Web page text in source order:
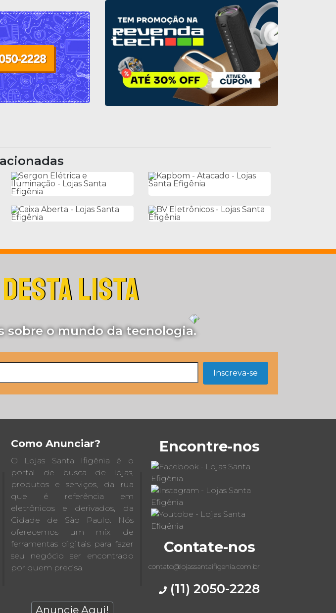
LISTA
sobre o mundo da tecnologia.
Inscreva-se
Como Anunciar?
O Lojas Santa Ifigênia é o
portal de busca de lojas,
produtos e serviços, da rua
que é referência em
eletrônicos e derivados, da
Cidade de São Paulo. Nós
oferecemos um míx de
ferramentas digitais para fazer
seu negócio ser encontrado
por quem precisa.
Anuncie Aqui!
Encontre-nos
Contate-nos
contato@lojassantaifigenia.com.br
(11) 2050-2228